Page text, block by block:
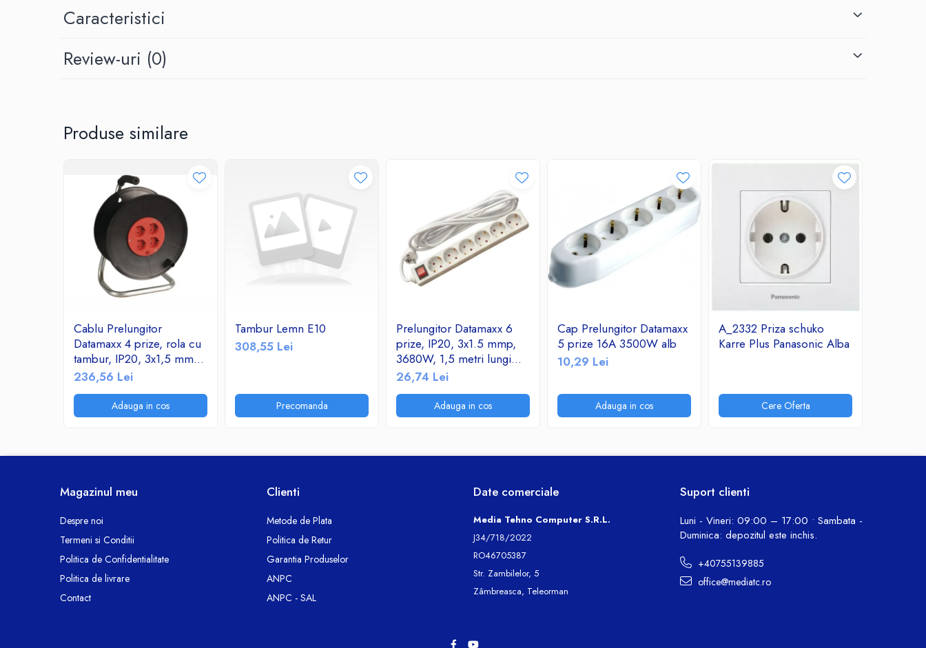
Telecomenzi intrerupatoare digitale
Componente si Accesorii Sisteme
Instalatii de Craciun
Suruburi, dibluri si accesorii uz general
Corpuri Iluminat interior
Termoizolatii si accesorii
Ventilatie si Climatizare
Accesorii climatizare
Purificatoare si umidificatoare aer
Componente PC
Memorii RAM
Rack Hard-Disk
Solid State Drive SSD-uri interne
Doze Zidarie
Electrocasnice
Caracteristici
Review-uri (0)
Produse similare
Cablu Prelungitor
Datamaxx 4 prize, rola cu
tambur, IP20, 3x1,5 mmp,
3500W, 50 metri, maner
rosu/negru
236,56 Lei
Adauga in cos
Tambur Lemn E10
308,55 Lei
Precomanda
Prelungitor Datamaxx 6
prize, IP20, 3x1.5 mmp,
3680W, 1,5 metri lungime,
cu intrerupator, alb
26,74 Lei
Adauga in cos
Cap Prelungitor Datamaxx
5 prize 16A 3500W alb
10,29 Lei
Adauga in cos
A_2332 Priza schuko
Karre Plus Panasonic Alba
Cere Oferta
Magazinul meu
Despre noi
Termeni si Conditii
Politica de Confidentialitate
Politica de livrare
Contact
Clienti
Metode de Plata
Politica de Retur
Garantia Produselor
ANPC
ANPC - SAL
Date comerciale
Media Tehno Computer S.R.L.
J34/718/2022
RO46705387
Str. Zambilelor, 5
Zâmbreasca, Teleorman
Suport clienti
Luni - Vineri: 09:00 – 17:00 • Sambata -
Duminica: depozitul este inchis.
+40755139885
office@mediatc.ro